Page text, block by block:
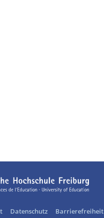
Datenschutz Barrierefreiheit